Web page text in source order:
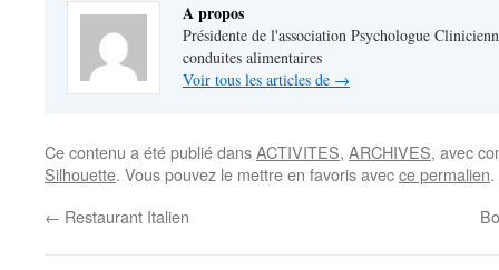
A propos
Présidente de l'association Psychologue
conduites alimentaires
Voir tous les articles de →
Ce contenu a été publié dansACTIVITES, ARCHIVES, avec
Silhouette. Vous pouvez le mettre en favoris avecce permalien.
← Restaurant Italien